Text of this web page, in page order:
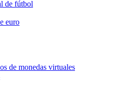
de fútbol
euro
de monedas virtuales